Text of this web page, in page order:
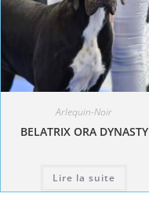
Arlequin-Noir
BELATRIX ORA DYNASTY
Lire la suite